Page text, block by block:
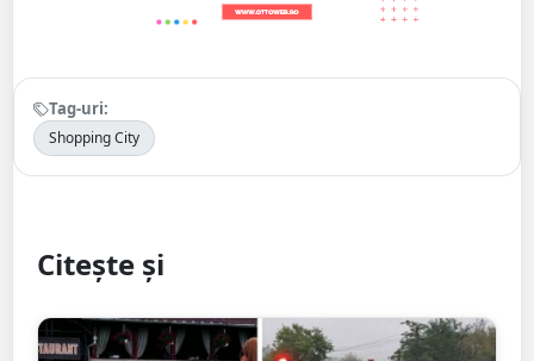
Tag-uri:
Shopping City
Citește și